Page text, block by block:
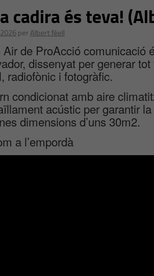
cadira és teva!
perAlbert Niell
Air de ProAcció comunicació
dissenyat per generar
radiofònic i fotogràfic.
condicionat amb aire
acústic per garantir
dimensions d’uns 30m2.
a l’empordà